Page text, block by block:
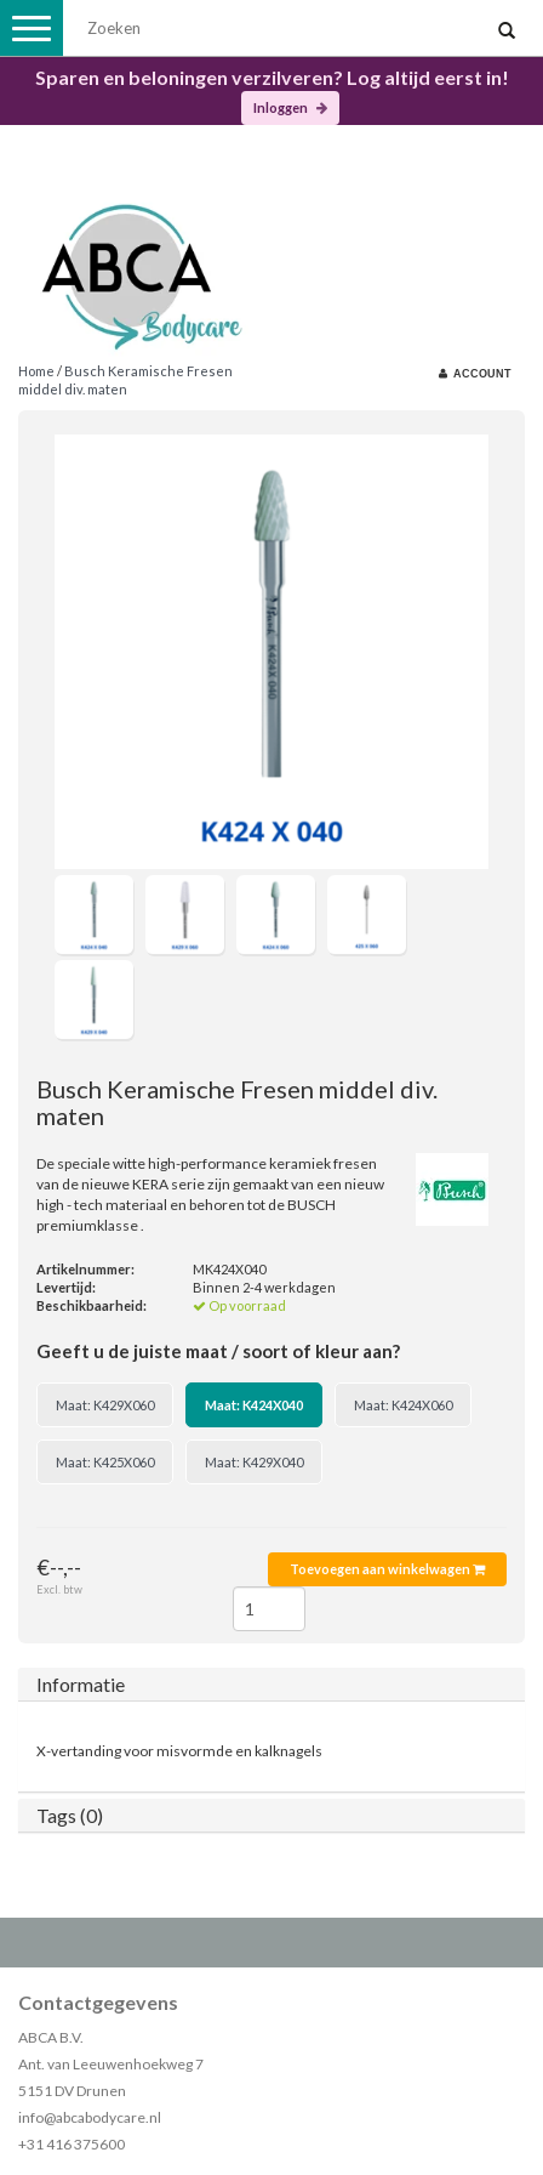
Sparen en beloningen verzilveren? Log altijd eerst in!
Inloggen
Toggle
navigation
Home / Busch Keramische Fresen
middel div. maten
ACCOUNT
Busch Keramische Fresen middel div.
maten
De speciale witte high-performance keramiek fresen
van de nieuwe KERA serie zijn gemaakt van een nieuw
high - tech materiaal en behoren tot de BUSCH
premiumklasse .
Artikelnummer:
MK424X040
Levertijd:
Binnen 2-4 werkdagen
Beschikbaarheid:
Op voorraad
Geeft u de juiste maat / soort of kleur aan?
Maat: K429X060 Maat: K424X040 Maat: K424X060
Maat: K425X060 Maat: K429X040
€--,--
Excl. btw
Toevoegen aan winkelwagen
Informatie
X-vertanding voor misvormde en kalknagels
Tags (0)
Contactgegevens
ABCA B.V.
Ant. van Leeuwenhoekweg 7
5151 DV Drunen
info@abcabodycare.nl
+31 416 375600